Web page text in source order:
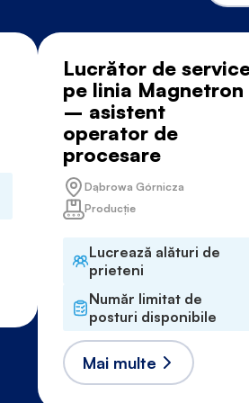
Lucrător de
pe linia Magnetron
– asistent
operator de
procesare
Dąbrowa Górnicza
Producție
Lucrează alături de
prieteni
Număr limitat de
posturi disponibile
Mai multe